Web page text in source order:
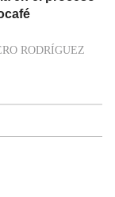
RODRÍGUEZ